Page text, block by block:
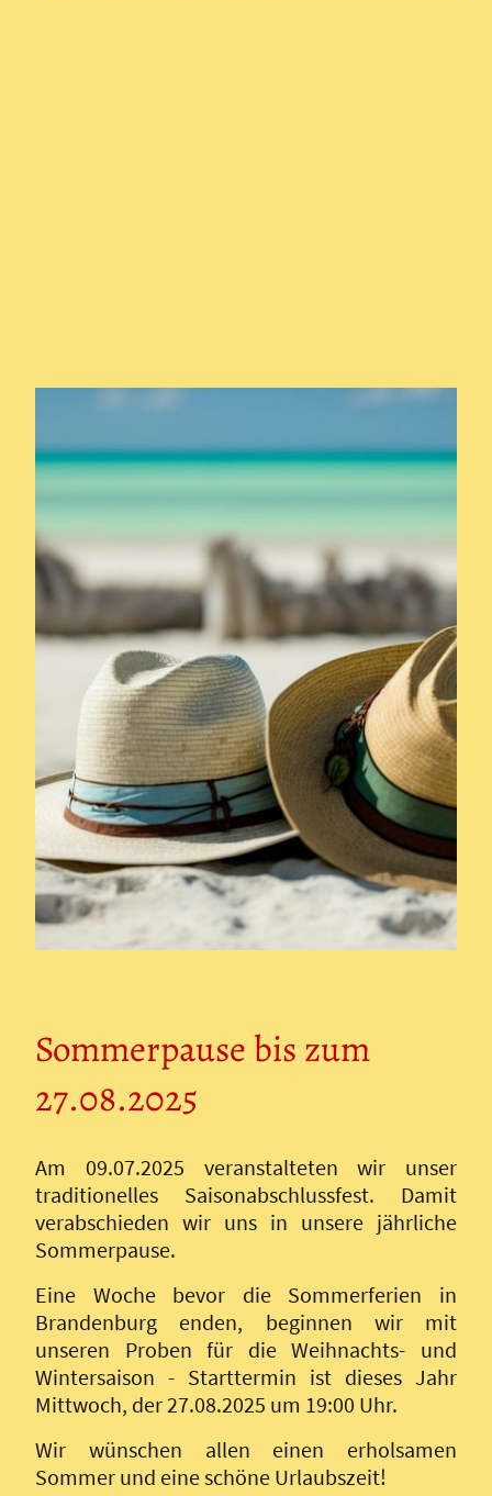
Sommerpause bis zum
27.08.2025
Am 09.07.2025 veranstalteten wir unser
traditionelles Saisonabschlussfest. Damit
verabschieden wir uns in unsere jährliche
Sommerpause.
Eine Woche bevor die Sommerferien in
Brandenburg enden, beginnen wir mit
unseren Proben für die Weihnachts- und
Wintersaison - Starttermin ist dieses Jahr
Mittwoch, der 27.08.2025 um 19:00 Uhr.
Wir wünschen allen einen erholsamen
Sommer und eine schöne Urlaubszeit!